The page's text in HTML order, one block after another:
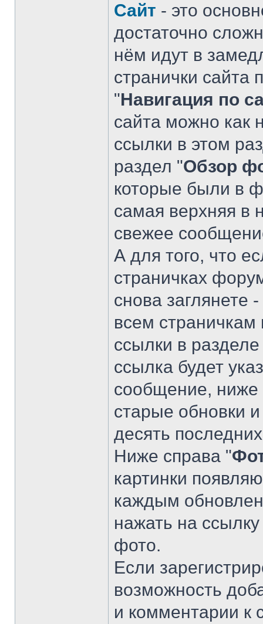
Сайт - это
достаточно
нём идут в
странички сайта
"Навигация по
сайта можно как
ссылки в этом
раздел "Обзор
которые были в
самая верхняя в
свежее
А для того, что
страничках
снова
всем
ссылки в
ссылка будет
сообщение, ниже
старые обновки
десять
Ниже справа "
картинки
каждым
нажать на
фото.
Если
возможность
и комментарии к